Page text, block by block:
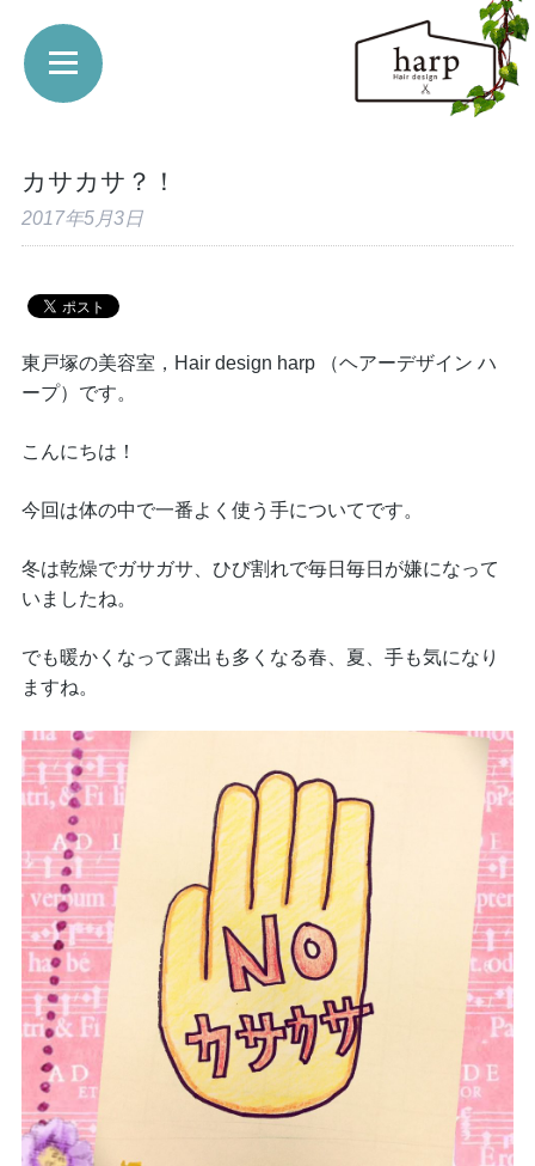
カサカサ？！
2017年5月3日
東戸塚の美容室，Hair design harp （ヘアーデザイン ハ
ープ）です。
こんにちは！
今回は体の中で一番よく使う手についてです。
冬は乾燥でガサガサ、ひび割れで毎日毎日が嫌になって
いましたね。
でも暖かくなって露出も多くなる春、夏、手も気になり
ますね。